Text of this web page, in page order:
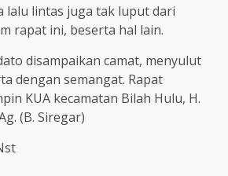
lalu lintas juga tak luput dari
rapat ini, beserta hal lain.
disampaikan camat, menyulut
dengan semangat. Rapat
KUA kecamatan Bilah Hulu, H.
(B. Siregar)